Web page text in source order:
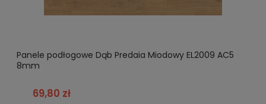
Panele podłogowe Dąb Predaia Miodowy EL2009 AC5
8mm
69,80 zł